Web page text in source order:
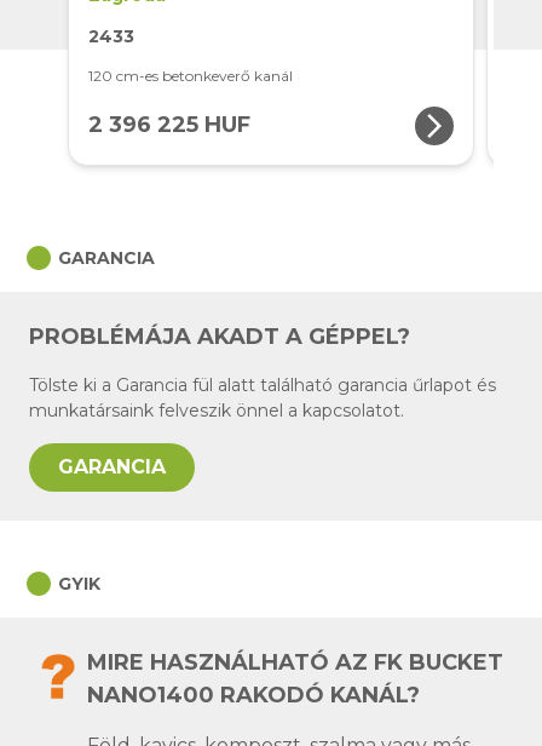
2433
120 cm-es betonkeverő kanál
2 396 225 HUF arrow_forward_ios
circle GARANCIA
PROBLÉMÁJA AKADT A GÉPPEL?
Tölste ki a Garancia fül alatt található garancia űrlapot és
munkatársaink felveszik önnel a kapcsolatot.
GARANCIA
circle GYIK
MIRE HASZNÁLHATÓ AZ FK BUCKET
NANO1400 RAKODÓ KANÁL?